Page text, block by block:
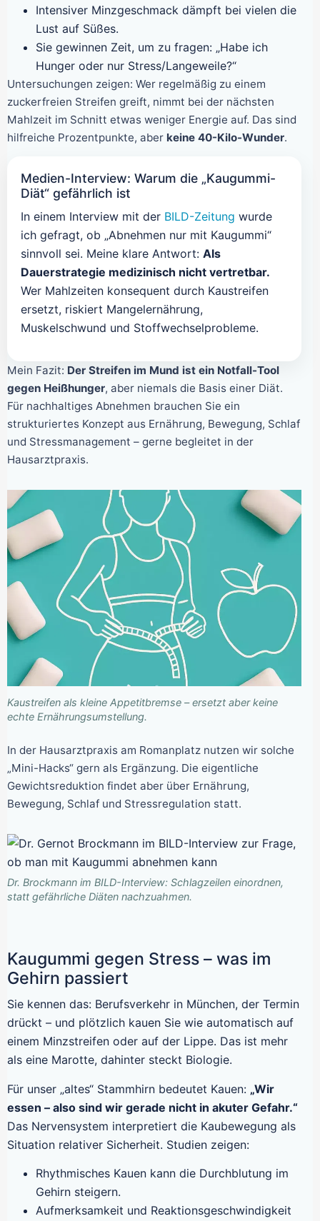
Intensiver Minzgeschmack dämpft bei vielen die
Lust auf Süßes.
Sie gewinnen Zeit, um zu fragen: „Habe ich
Hunger oder nur Stress/Langeweile?“
Untersuchungen zeigen: Wer regelmäßig zu einem
zuckerfreien Streifen greift, nimmt bei der nächsten
Mahlzeit im Schnitt etwas weniger Energie auf. Das sind
hilfreiche Prozentpunkte, aber keine 40-Kilo-Wunder.
Medien-Interview: Warum die „Kaugummi-
Diät“ gefährlich ist
In einem Interview mit der BILD-Zeitung wurde
ich gefragt, ob „Abnehmen nur mit Kaugummi“
sinnvoll sei. Meine klare Antwort:Als
Dauerstrategie medizinisch nicht vertretbar.
Wer Mahlzeiten konsequent durch Kaustreifen
ersetzt, riskiert Mangelernährung,
Muskelschwund und Stoffwechselprobleme.
Mein Fazit: Der Streifen im Mund ist ein Notfall-Tool
gegen Heißhunger, aber niemals die Basis einer Diät.
Für nachhaltiges Abnehmen brauchen Sie ein
strukturiertes Konzept aus Ernährung, Bewegung, Schlaf
und Stressmanagement – gerne begleitet in der
Hausarztpraxis.
Kaustreifen als kleine Appetitbremse – ersetzt aber keine
echte Ernährungsumstellung.
In der Hausarztpraxis am Romanplatz nutzen wir solche
„Mini-Hacks“ gern als Ergänzung. Die eigentliche
Gewichtsreduktion findet aber über Ernährung,
Bewegung, Schlaf und Stressregulation statt.
Dr. Brockmann im BILD-Interview: Schlagzeilen einordnen,
statt gefährliche Diäten nachzuahmen.
Kaugummi gegen Stress – was im
Gehirn passiert
Sie kennen das: Berufsverkehr in München, der Termin
drückt – und plötzlich kauen Sie wie automatisch auf
einem Minzstreifen oder auf der Lippe. Das ist mehr
als eine Marotte, dahinter steckt Biologie.
Für unser „altes“ Stammhirn bedeutet Kauen: „Wir
essen – also sind wir gerade nicht in akuter Gefahr.“
Das Nervensystem interpretiert die Kaubewegung als
Situation relativer Sicherheit. Studien zeigen:
Rhythmisches Kauen kann die Durchblutung im
Gehirn steigern.
Aufmerksamkeit und Reaktionsgeschwindigkeit